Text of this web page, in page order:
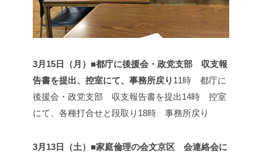
3月15日（月）■都庁に後援会・政党支部 収支報
告書を提出、控室にて、事務所戻り 11時 都庁に
後援会・政党支部 収支報告書を提出14時 控室
にて、各種打合せと段取り 18時 事務所戻り
3月13日（土）■家庭倫理の会文京区 会連絡会に